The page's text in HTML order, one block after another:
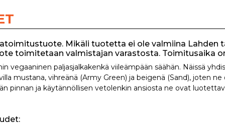
Mikäli tuotetta ei ole valmiina Lahden
toimitetaan valmistajan varastosta. Toimitusaika
vegaaninen paljasjalkakenkä viileämpään säähän. Näissä
mustana, vihreänä (Army Green) ja beigenä (Sand), joten
pinnan ja käytännöllisen vetolenkin ansiosta ne ovat